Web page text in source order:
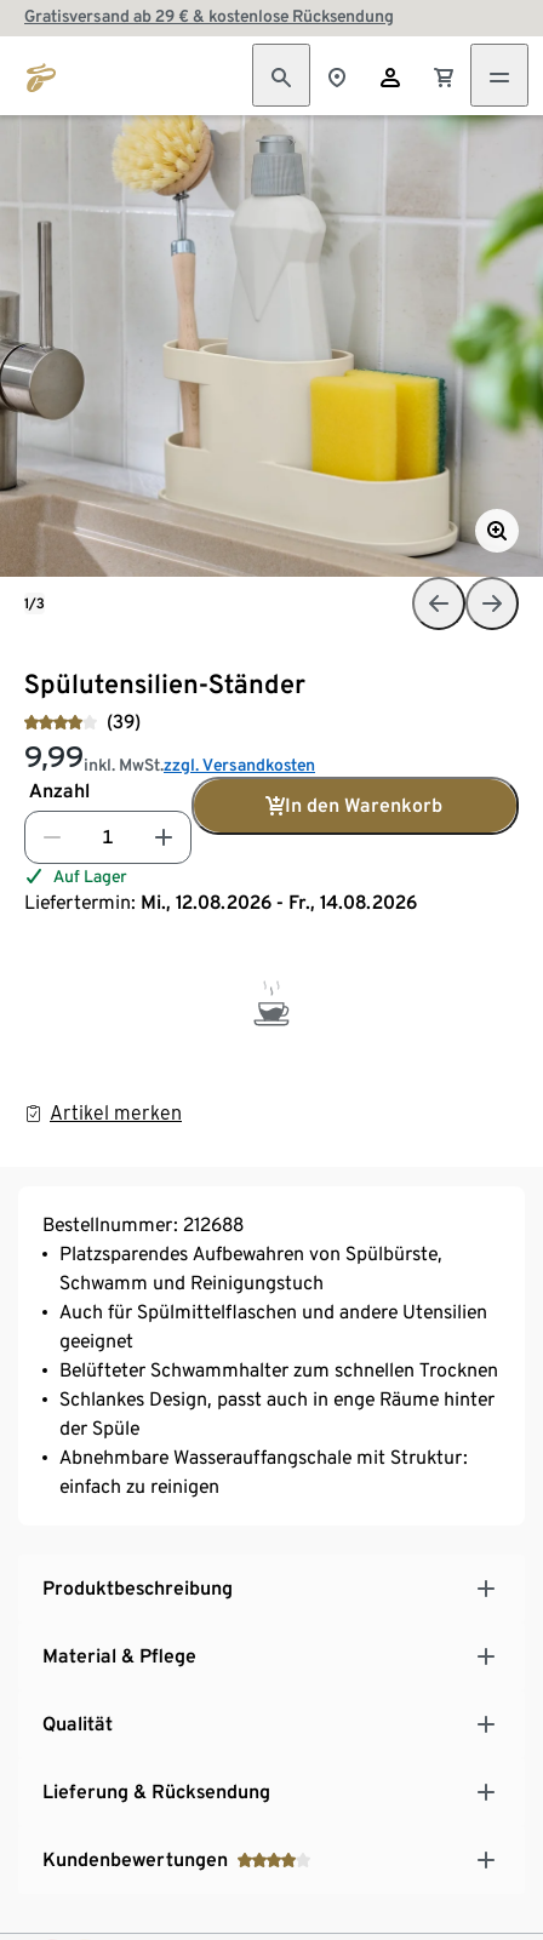
Gratisversand ab 29 € & kostenlose Rücksendung
Spülutensilien-Ständer
(39)
9,99inkl. MwSt.zzgl. Versandkosten
Anzahl
In den Warenkorb
Auf Lager
Liefertermin: Mi., 12.08.2026 - Fr., 14.08.2026
Artikel merken
1/3
Bestellnummer: 212688
Platzsparendes Aufbewahren von Spülbürste,
Schwamm und Reinigungstuch
Auch für Spülmittelflaschen und andere Utensilien
geeignet
Belüfteter Schwammhalter zum schnellen Trocknen
Schlankes Design, passt auch in enge Räume hinter
der Spüle
Abnehmbare Wasserauffangschale mit Struktur:
einfach zu reinigen
Produktbeschreibung
Material & Pflege
Qualität
Lieferung & Rücksendung
Kundenbewertungen